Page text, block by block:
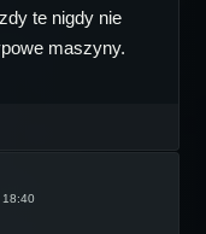
te nigdy nie
maszyny.
18:40